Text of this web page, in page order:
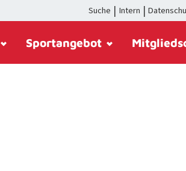
Suche Intern
Sportangebot